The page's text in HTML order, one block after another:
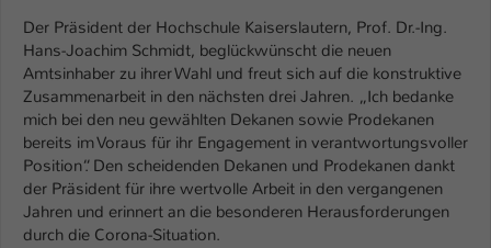
Der Präsident der Hochschule Kaiserslautern, Prof. Dr.-Ing.
Hans-Joachim Schmidt, beglückwünscht die neuen
Amtsinhaber zu ihrer Wahl und freut sich auf die konstruktive
Zusammenarbeit in den nächsten drei Jahren. „Ich bedanke
mich bei den neu gewählten Dekanen sowie Prodekanen
bereits im Voraus für ihr Engagement in verantwortungsvoller
Position“. Den scheidenden Dekanen und Prodekanen dankt
der Präsident für ihre wertvolle Arbeit in den vergangenen
Jahren und erinnert an die besonderen Herausforderungen
durch die Corona-Situation.
wiedererkannt werden und es wird ihm
Zugang zu geschützten Bereichen
gewährt.
Name be_typo_user
Anbieter